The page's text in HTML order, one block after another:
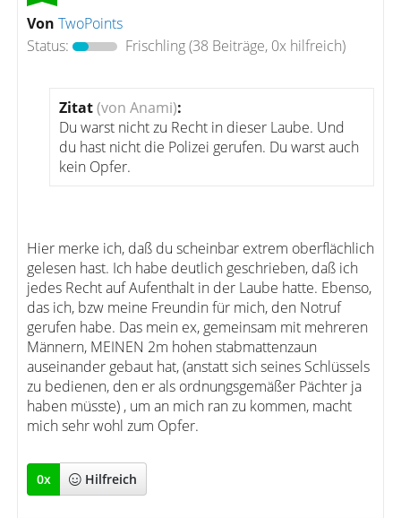
Von TwoPoints
Status:
Frischling(38 Beiträge, 0x hilfreich)
Zitat(von Anami):
Du warst nicht zu Recht in dieser Laube. Und
du hast nicht die Polizei gerufen. Du warst auch
kein Opfer.
Hier merke ich, daß du scheinbar extrem oberflächlich
gelesen hast. Ich habe deutlich geschrieben, daß ich
jedes Recht auf Aufenthalt in der Laube hatte. Ebenso,
das ich, bzw meine Freundin für mich, den Notruf
gerufen habe. Das mein ex, gemeinsam mit mehreren
Männern, MEINEN 2m hohen stabmattenzaun
auseinander gebaut hat, (anstatt sich seines Schlüssels
zu bedienen, den er als ordnungsgemäßer Pächter ja
haben müsste) , um an mich ran zu kommen, macht
mich sehr wohl zum Opfer.
0x Hilfreich